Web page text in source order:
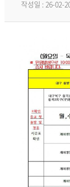
작성일 : 26-02-